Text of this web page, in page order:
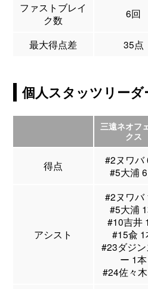
ファストブレイ
ク数
6回
最大得点差 35点
個人スタッツリーダ
三遠ネオフ
クス
得点
#2ヌワバ
#5大浦
アシスト
#2ヌワバ
#5大浦
#10吉井
#15兪 1
#23ダジン
ー 1本
#24佐々